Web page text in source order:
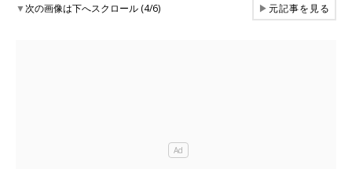
▼次の画像は下へスクロール (4/6) ▶元記事を見る